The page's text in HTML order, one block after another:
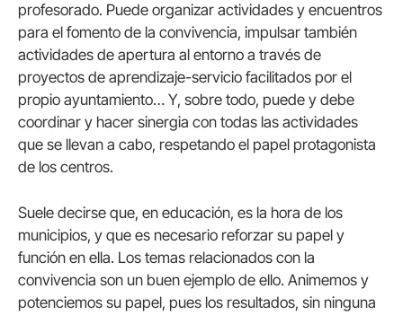
profesorado. Puede organizar actividades y encuentros
para el fomento de la convivencia, impulsar también
actividades de apertura al entorno a través de
proyectos de aprendizaje-servicio facilitados por el
propio ayuntamiento… Y, sobre todo, puede y debe
coordinar y hacer sinergia con todas las actividades
que se llevan a cabo, respetando el papel protagonista
de los centros.
Suele decirse que, en educación, es la hora de los
municipios, y que es necesario reforzar su papel y
función en ella. Los temas relacionados con la
convivencia son un buen ejemplo de ello. Animemos y
potenciemos su papel, pues los resultados, sin ninguna